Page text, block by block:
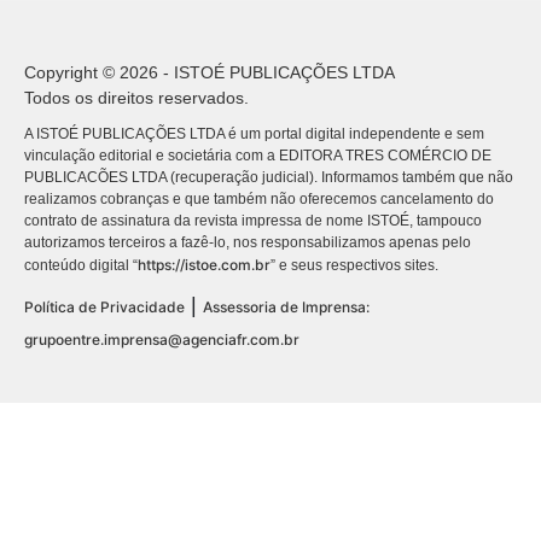
Copyright © 2026 - ISTOÉ PUBLICAÇÕES LTDA
Todos os direitos reservados.
A ISTOÉ PUBLICAÇÕES LTDA é um portal digital independente e sem
vinculação editorial e societária com a EDITORA TRES COMÉRCIO DE
PUBLICACÕES LTDA (recuperação judicial). Informamos também que não
realizamos cobranças e que também não oferecemos cancelamento do
contrato de assinatura da revista impressa de nome ISTOÉ, tampouco
autorizamos terceiros a fazê-lo, nos responsabilizamos apenas pelo
conteúdo digital “https://istoe.com.br” e seus respectivos sites.
Política de Privacidade | Assessoria de Imprensa:
grupoentre.imprensa@agenciafr.com.br